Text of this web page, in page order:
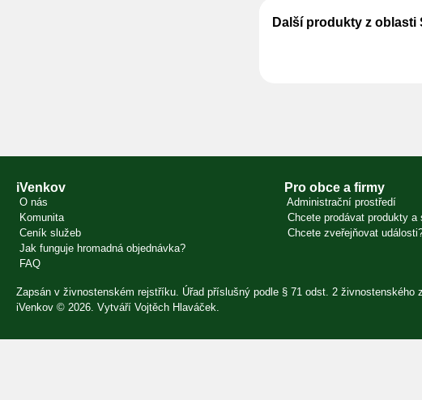
Další produkty z oblasti
iVenkov
O nás
Komunita
Ceník služeb
Jak funguje hromadná objednávka?
FAQ
Pro obce a firmy
Administrační prostředí
Chcete prodávat produkty a
Chcete zveřejňovat
Zapsán v živnostenském rejstříku. Úřad příslušný podle § 71 odst. 2 živnostenského
iVenkov © 2026. Vytváří Vojtěch Hlaváček.